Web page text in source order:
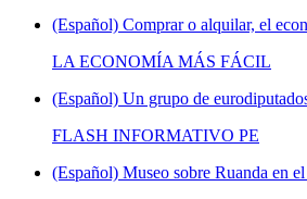
(Español) Comprar o alquilar, el
LA ECONOMÍA MÁS FÁCIL
(Español) Un grupo de
FLASH INFORMATIVO PE
(Español) Museo sobre Ruanda en